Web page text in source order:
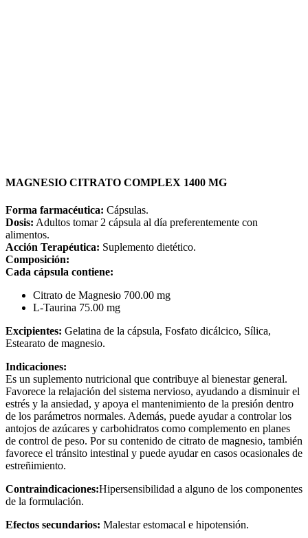
MAGNESIO CITRATO COMPLEX 1400 MG
Forma farmacéutica: Cápsulas.
Dosis: Adultos tomar 2 cápsula al día preferentemente con
alimentos.
Acción Terapéutica: Suplemento dietético.
Composición:
Cada cápsula contiene:
Citrato de Magnesio 700.00 mg
L-Taurina 75.00 mg
Excipientes: Gelatina de la cápsula, Fosfato dicálcico, Sílica,
Estearato de magnesio.
Indicaciones:
Es un suplemento nutricional que contribuye al bienestar general.
Favorece la relajación del sistema nervioso, ayudando a disminuir el
estrés y la ansiedad, y apoya el mantenimiento de la presión dentro
de los parámetros normales. Además, puede ayudar a controlar los
antojos de azúcares y carbohidratos como complemento en planes
de control de peso. Por su contenido de citrato de magnesio, también
favorece el tránsito intestinal y puede ayudar en casos ocasionales de
estreñimiento.
Contraindicaciones:Hipersensibilidad a alguno de los componentes
de la formulación.
Efectos secundarios: Malestar estomacal e hipotensión.